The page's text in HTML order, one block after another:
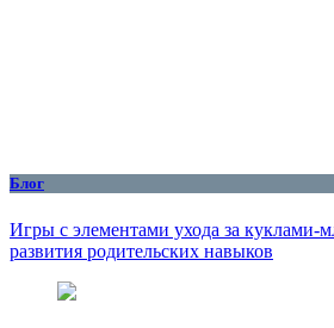
Блог
Игры с элементами ухода за куклами-
развития родительских навыков